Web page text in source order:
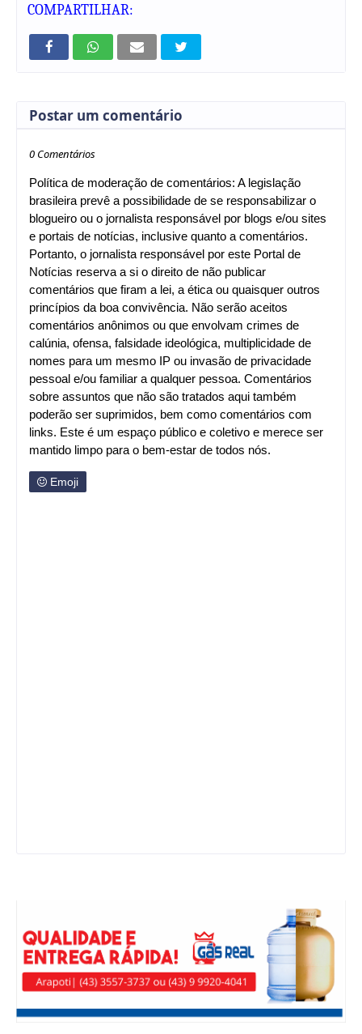
COMPARTILHAR:
Postar um comentário
0 Comentários
Política de moderação de comentários: A legislação
brasileira prevê a possibilidade de se responsabilizar o
blogueiro ou o jornalista responsável por blogs e/ou sites
e portais de notícias, inclusive quanto a comentários.
Portanto, o jornalista responsável por este Portal de
Notícias reserva a si o direito de não publicar
comentários que firam a lei, a ética ou quaisquer outros
princípios da boa convivência. Não serão aceitos
comentários anônimos ou que envolvam crimes de
calúnia, ofensa, falsidade ideológica, multiplicidade de
nomes para um mesmo IP ou invasão de privacidade
pessoal e/ou familiar a qualquer pessoa. Comentários
sobre assuntos que não são tratados aqui também
poderão ser suprimidos, bem como comentários com
links. Este é um espaço público e coletivo e merece ser
mantido limpo para o bem-estar de todos nós.
Emoji